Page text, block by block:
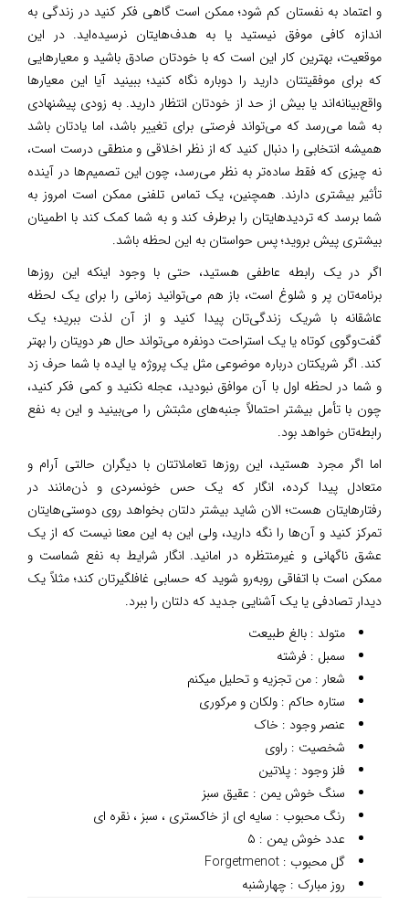
و اعتماد به نفستان کم شود؛ ممکن است گاهی فکر کنید در زندگی به
اندازه کافی موفق نیستید یا به هدف‌هایتان نرسیده‌اید. در این
موقعیت، بهترین کار این است که با خودتان صادق باشید و معیارهایی
که برای موفقیتتان دارید را دوباره نگاه کنید؛ ببینید آیا این معیارها
واقع‌بینانه‌اند یا بیش از حد از خودتان انتظار دارید. به زودی پیشنهادی
به شما می‌رسد که می‌تواند فرصتی برای تغییر باشد، اما یادتان باشد
همیشه انتخابی را دنبال کنید که از نظر اخلاقی و منطقی درست است،
نه چیزی که فقط ساده‌تر به نظر می‌رسد، چون این تصمیم‌ها در آینده
تأثیر بیشتری دارند. همچنین، یک تماس تلفنی ممکن است امروز به
شما برسد که تردیدهایتان را برطرف کند و به شما کمک کند با اطمینان
بیشتری پیش بروید؛ پس حواستان به این لحظه باشد.
اگر در یک رابطه عاطفی هستید، حتی با وجود اینکه این روزها
برنامه‌تان پر و شلوغ است، باز هم می‌توانید زمانی را برای یک لحظه
عاشقانه با شریک زندگی‌تان پیدا کنید و از آن لذت ببرید؛ یک
گفت‌وگوی کوتاه یا یک استراحت دونفره می‌تواند حال هر دویتان را بهتر
کند. اگر شریکتان درباره موضوعی مثل یک پروژه یا ایده با شما حرف زد
و شما در لحظه اول با آن موافق نبودید، عجله نکنید و کمی فکر کنید،
چون با تأمل بیشتر احتمالاً جنبه‌های مثبتش را می‌بینید و این به نفع
رابطه‌تان خواهد بود.
اما اگر مجرد هستید، این روزها تعاملاتتان با دیگران حالتی آرام و
متعادل پیدا کرده، انگار که یک حس خونسردی و ذن‌مانند در
رفتارهایتان هست؛ الان شاید بیشتر دلتان بخواهد روی دوستی‌هایتان
تمرکز کنید و آن‌ها را نگه دارید، ولی این به این معنا نیست که از یک
عشق ناگهانی و غیرمنتظره در امانید. انگار شرایط به نفع شماست و
ممکن است با اتفاقی روبه‌رو شوید که حسابی غافلگیرتان کند؛ مثلاً یک
دیدار تصادفی یا یک آشنایی جدید که دلتان را ببرد.
متولد : بالغ طبیعت
سمبل : فرشته
شعار : من تجزیه و تحلیل میکنم
ستاره حاکم : ولکان و مرکوری
عنصر وجود : خاک
شخصیت : راوی
فلز وجود : پلاتین
سنگ خوش یمن : عقیق سبز
رنگ محبوب : سایه ای از خاکستری ، سبز ، نقره ای
عدد خوش یمن : ۵
گل محبوب : Forgetmenot
روز مبارک : چهارشنبه